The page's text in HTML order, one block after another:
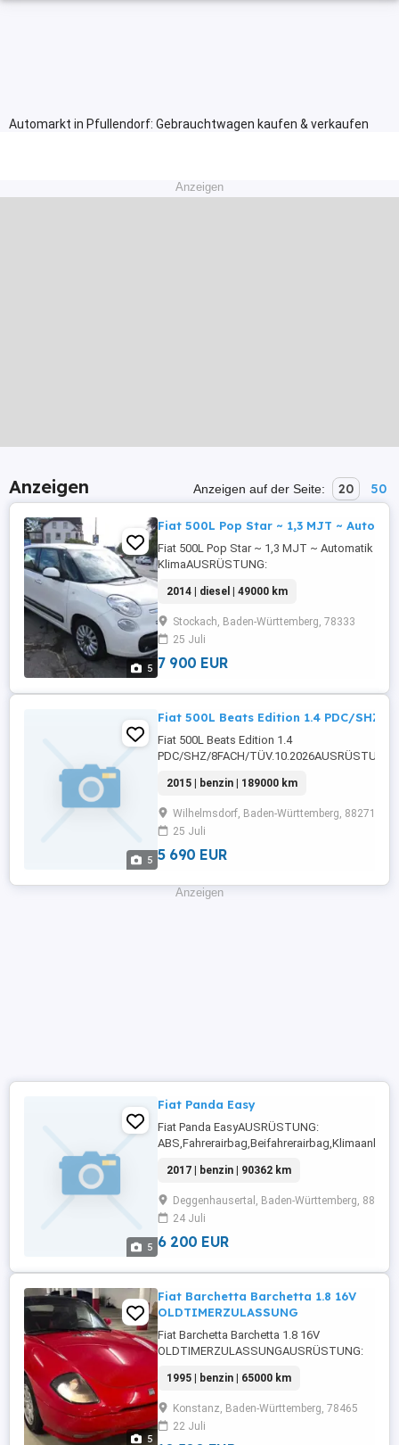
Automarkt in Pfullendorf: Gebrauchtwagen kaufen & verkaufen
Anzeigen
Anzeigen Anzeigen auf der Seite: 20 50
5
Fiat 500L Pop Star ~ 1,3 MJT ~
Fiat 500L Pop Star ~ 1,3 MJT ~ Automatik ~
KlimaAUSRÜSTUNG:
...
2014 | diesel | 49000 km
Stockach, Baden-Württemberg, 78333
25 Juli
7 900 EUR
5
Fiat 500L Beats Edition 1.4 PDC/SHZ/
Fiat 500L Beats Edition 1.4
PDC/SHZ/8FACH/TÜV.10.2026AUSRÜSTUNG:
Fensterheber,Lederlenkrad,Alufelgen,teilb.
geeignet,Kopfairbag,Zentralverriegelung ...
2015 | benzin | 189000 km
Wilhelmsdorf, Baden-Württemberg, 88271
25 Juli
5 690 EUR
Anzeigen
5
Fiat Panda Easy
Fiat Panda EasyAUSRÜSTUNG:
...
2017 | benzin | 90362 km
Deggenhausertal, Baden-Württemberg, 88693
24 Juli
6 200 EUR
5
Fiat Barchetta Barchetta 1.8 16V
OLDTIMERZULASSUNG
Fiat Barchetta Barchetta 1.8 16V
OLDTIMERZULASSUNGAUSRÜSTUNG:
Fensterheber,ScheckheftgepflegtDetails:
Infos und KontaktAutoscout24.de
1995 | benzin | 65000 km
Konstanz, Baden-Württemberg, 78465
22 Juli